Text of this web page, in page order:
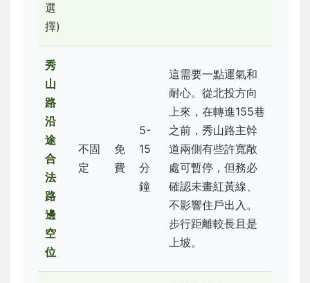
選
擇)
秀
山
路
沿
途
合
法
路
邊
空
位
不固
定
免
費
5-
15
分
鐘
這需要一點運氣和
耐心。從北投方向
上來，在轉進155巷
之前，秀山路主幹
道兩側有些許寬敞
處可暫停，但務必
確認未畫紅黃線、
不影響住戶出入。
步行距離較長且是
上坡。